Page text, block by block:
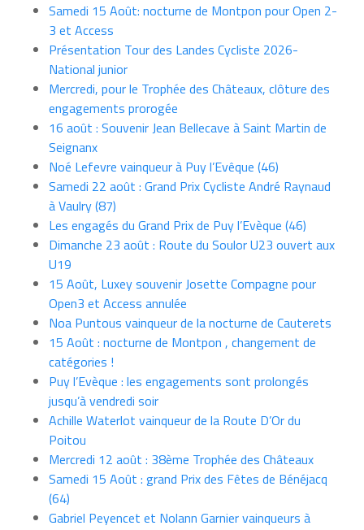
Samedi 15 Août: nocturne de Montpon pour Open 2-
3 et Access
Présentation Tour des Landes Cycliste 2026-
National junior
Mercredi, pour le Trophée des Châteaux, clôture des
engagements prorogée
16 août : Souvenir Jean Bellecave à Saint Martin de
Seignanx
Noé Lefevre vainqueur à Puy l’Evêque (46)
Samedi 22 août : Grand Prix Cycliste André Raynaud
à Vaulry (87)
Les engagés du Grand Prix de Puy l’Evèque (46)
Dimanche 23 août : Route du Soulor U23 ouvert aux
U19
15 Août, Luxey souvenir Josette Compagne pour
Open3 et Access annulée
Noa Puntous vainqueur de la nocturne de Cauterets
15 Août : nocturne de Montpon , changement de
catégories !
Puy l’Evèque : les engagements sont prolongés
jusqu’à vendredi soir
Achille Waterlot vainqueur de la Route D’Or du
Poitou
Mercredi 12 août : 38ème Trophée des Châteaux
Samedi 15 Août : grand Prix des Fêtes de Bénéjacq
(64)
Gabriel Peyencet et Nolann Garnier vainqueurs à